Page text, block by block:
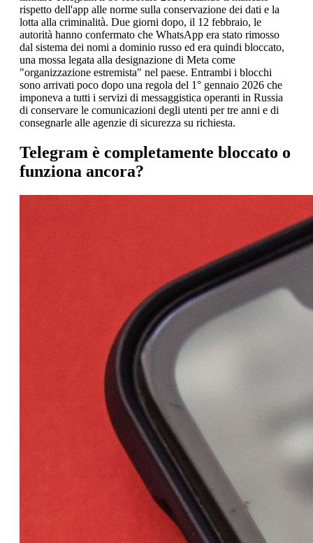
rispetto dell'app alle norme sulla conservazione dei dati e la
lotta alla criminalità. Due giorni dopo, il 12 febbraio, le
autorità hanno confermato che WhatsApp era stato rimosso
dal sistema dei nomi a dominio russo ed era quindi bloccato,
una mossa legata alla designazione di Meta come
"organizzazione estremista" nel paese. Entrambi i blocchi
sono arrivati poco dopo una regola del 1° gennaio 2026 che
imponeva a tutti i servizi di messaggistica operanti in Russia
di conservare le comunicazioni degli utenti per tre anni e di
consegnarle alle agenzie di sicurezza su richiesta.
Telegram è completamente bloccato o
funziona ancora?